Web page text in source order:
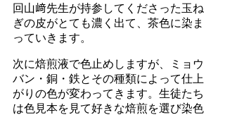
回山﨑先生が持参してくださった玉ね
ぎの皮がとても濃く出て、茶色に染ま
っていきます。
次に焙煎液で色止めしますが、ミョウ
バン・銅・鉄とその種類によって仕上
がりの色が変わってきます。生徒たち
は色見本を見て好きな焙煎を選び染色